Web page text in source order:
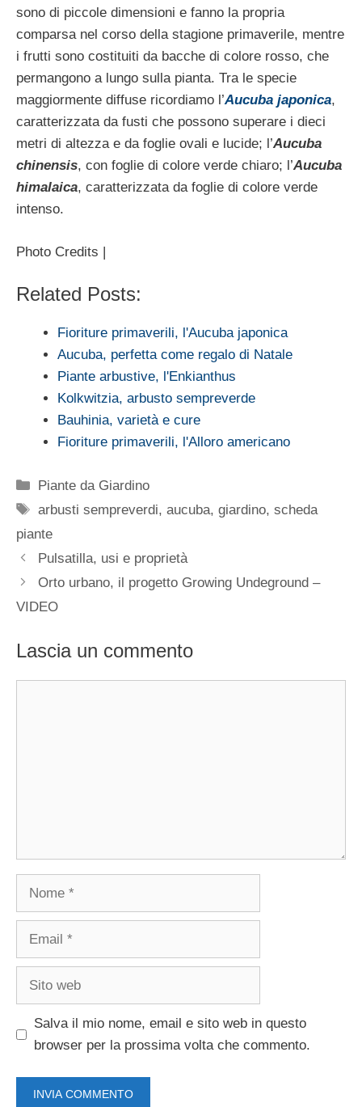
sono di piccole dimensioni e fanno la propria
comparsa nel corso della stagione primaverile, mentre
i frutti sono costituiti da bacche di colore rosso, che
permangono a lungo sulla pianta. Tra le specie
maggiormente diffuse ricordiamo l’Aucuba japonica,
caratterizzata da fusti che possono superare i dieci
metri di altezza e da foglie ovali e lucide; l’Aucuba
chinensis, con foglie di colore verde chiaro; l’Aucuba
himalaica, caratterizzata da foglie di colore verde
intenso.
Photo Credits |
Related Posts:
Fioriture primaverili, l'Aucuba japonica
Aucuba, perfetta come regalo di Natale
Piante arbustive, l'Enkianthus
Kolkwitzia, arbusto sempreverde
Bauhinia, varietà e cure
Fioriture primaverili, l'Alloro americano
Categorie
Piante da Giardino
Tag
arbusti sempreverdi,aucuba,giardino,scheda
piante
Pulsatilla, usi e proprietà
Orto urbano, il progetto Growing Undeground –
VIDEO
Lascia un commento
Nome
Email
Sito
Salva il mio nome, email e sito web in questo
browser per la prossima volta che commento.